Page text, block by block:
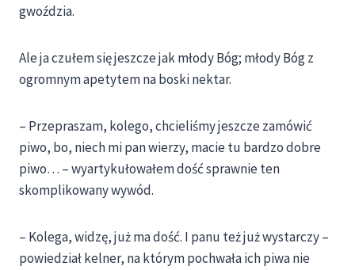
gwoździa.
Ale ja czułem się jeszcze jak młody Bóg; młody Bóg z
ogromnym apetytem na boski nektar.
– Przepraszam, kolego, chcieliśmy jeszcze zamówić
piwo, bo, niech mi pan wierzy, macie tu bardzo dobre
piwo… – wyartykułowałem dość sprawnie ten
skomplikowany wywód.
– Kolega, widzę, już ma dość. I panu też już wystarczy –
powiedział kelner, na którym pochwała ich piwa nie